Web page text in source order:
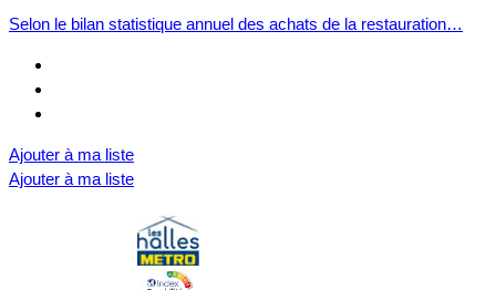
Selon le bilan statistique annuel des achats de la restauration…
Ajouter à ma liste
Ajouter à ma liste